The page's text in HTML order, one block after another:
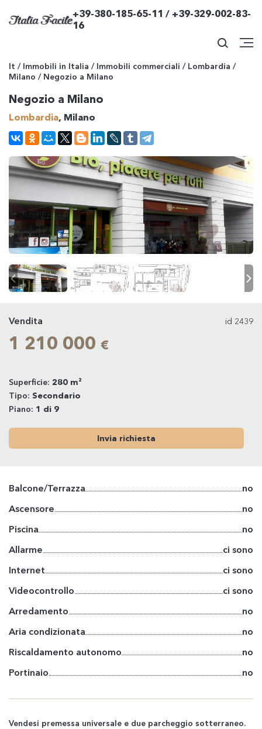
+39-380-185-65-11 / +39-329-002-83-
16
It / Immobili in Italia / Immobili commerciali / Lombardia /
Milano / Negozio a Milano
Negozio a Milano
Lombardia, Milano
Vendita id 2439
1 210 000 €
Superficie: 280 m²
Tipo: Secondario
Piano: 1 di 9
Invia richiesta
Balcone/Terrazza
no
Ascensore
no
Piscina
no
Allarme
ci sono
Internet
ci sono
Videocontrollo
ci sono
Arredamento
no
Aria condizionata
no
Riscaldamento autonomo
no
Portinaio
no
Vendesi premessa universale e due parcheggio sotterraneo.